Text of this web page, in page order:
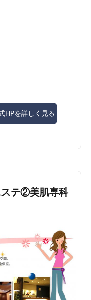
HPを詳しく見る
ステ②美肌専科